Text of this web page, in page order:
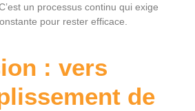
un processus continu qui exige
pour rester efficace.
: vers
de